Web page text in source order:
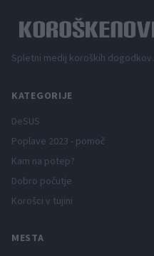
Spletni medij koroških dogodkov.
KATEGORIJE
DeSUS
Poplave 2023 - pomoč
Kam na potep?
Dobro počutje
Korošci v tujini
MESTA